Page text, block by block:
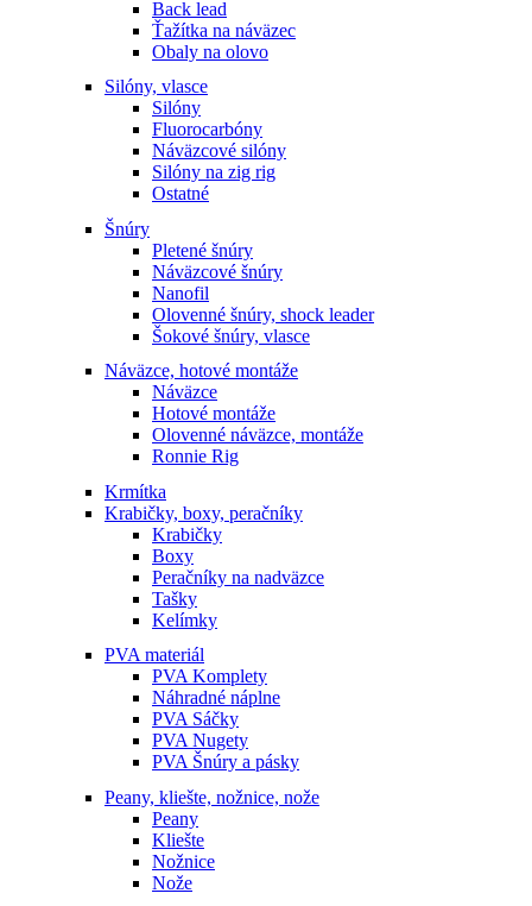
Back lead
Ťažítka na náväzec
Obaly na olovo
Silóny, vlasce
Silóny
Fluorocarbóny
Náväzcové silóny
Silóny na zig rig
Ostatné
Šnúry
Pletené šnúry
Náväzcové šnúry
Nanofil
Olovenné šnúry, shock leader
Šokové šnúry, vlasce
Náväzce, hotové montáže
Náväzce
Hotové montáže
Olovenné náväzce, montáže
Ronnie Rig
Krmítka
Krabičky, boxy, peračníky
Krabičky
Boxy
Peračníky na nadväzce
Tašky
Kelímky
PVA materiál
PVA Komplety
Náhradné náplne
PVA Sáčky
PVA Nugety
PVA Šnúry a pásky
Peany, kliešte, nožnice, nože
Peany
Kliešte
Nožnice
Nože